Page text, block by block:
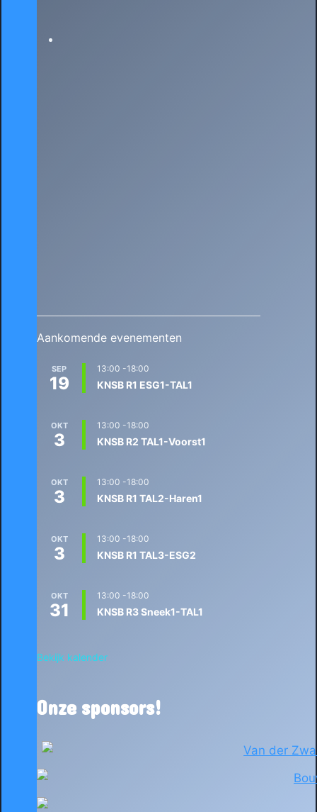
Aankomende evenementen
SEP
19
13:00 -18:00
KNSB R1 ESG1-TAL1
OKT
3
13:00 -18:00
KNSB R2 TAL1-Voorst1
OKT
3
13:00 -18:00
KNSB R1 TAL2-Haren1
OKT
3
13:00 -18:00
KNSB R1 TAL3-ESG2
OKT
31
13:00 -18:00
KNSB R3 Sneek1-TAL1
Bekijk kalender
Onze sponsors!